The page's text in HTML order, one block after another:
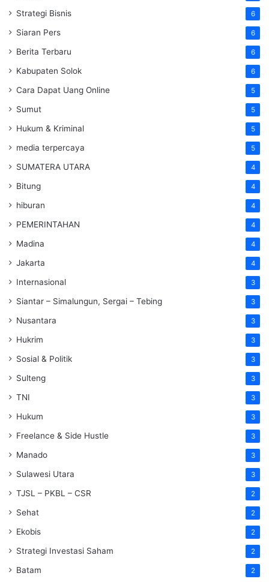
Strategi Bisnis 6
Siaran Pers 6
Berita Terbaru 6
Kabupaten Solok 6
Cara Dapat Uang Online 5
Sumut 5
Hukum & Kriminal 5
media terpercaya 5
SUMATERA UTARA 4
Bitung 4
hiburan 4
PEMERINTAHAN 4
Madina 4
Jakarta 4
Internasional 3
Siantar – Simalungun, Sergai – Tebing 3
Nusantara 3
Hukrim 3
Sosial & Politik 3
Sulteng 3
TNI 3
Hukum 3
Freelance & Side Hustle 3
Manado 3
Sulawesi Utara 3
TJSL – PKBL – CSR 2
Sehat 2
Ekobis 2
Strategi Investasi Saham 2
Batam 2